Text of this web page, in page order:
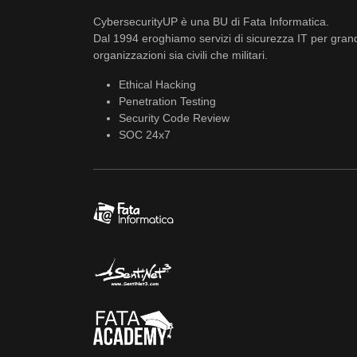
CybersecurityUP è una BU di Fata Informatica.
Dal 1994 eroghiamo servizi di sicurezza IT per
organizzazioni sia civili che militari.
Ethical Hacking
Penetration Testing
Security Code Review
SOC 24x7